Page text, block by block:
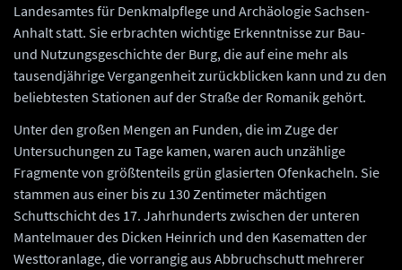
Landesamtes für Denkmalpflege und Archäologie Sachsen-
Anhalt statt. Sie erbrachten wichtige Erkenntnisse zur Bau-
und Nutzungsgeschichte der Burg, die auf eine mehr als
tausendjährige Vergangenheit zurückblicken kann und zu den
beliebtesten Stationen auf der Straße der Romanik gehört.
Unter den großen Mengen an Funden, die im Zuge der
Untersuchungen zu Tage kamen, waren auch unzählige
Fragmente von größtenteils grün glasierten Ofenkacheln. Sie
stammen aus einer bis zu 130 Zentimeter mächtigen
Schuttschicht des 17. Jahrhunderts zwischen der unteren
Mantelmauer des Dicken Heinrich und den Kasematten der
Westtoranlage, die vorrangig aus Abbruchschutt mehrerer